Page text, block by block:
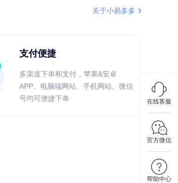
关于小易多多
支付便捷
多渠道下单和支付，苹果&安卓
APP、电脑端网站、手机网站、微信
号均可便捷下单
在线客服
官方微信
帮助中心